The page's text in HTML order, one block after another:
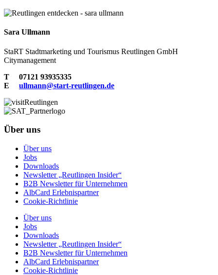
Sara Ullmann
StaRT Stadtmarketing und Tourismus Reutlingen GmbH
Citymanagement
T 07121 93935335
E ullmann@start-reutlingen.de
Über uns
Über uns
Jobs
Downloads
Newsletter „Reutlingen Insider“
B2B Newsletter für Unternehmen
AlbCard Erlebnispartner
Cookie-Richtlinie
Über uns
Jobs
Downloads
Newsletter „Reutlingen Insider“
B2B Newsletter für Unternehmen
AlbCard Erlebnispartner
Cookie-Richtlinie